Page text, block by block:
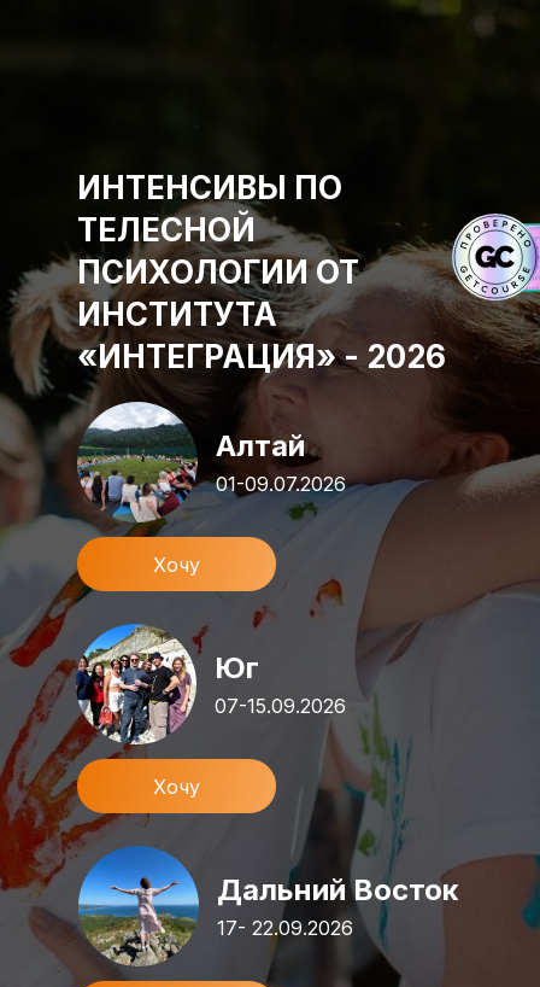
ИНТЕНСИВЫ ПО
ТЕЛЕСНОЙ
ПСИХОЛОГИИ ОТ
ИНСТИТУТА
«ИНТЕГРАЦИЯ» - 2026
Алтай
01-09.07.2026
Юг
07-15.09.2026
Дальний Восток
17- 22.09.2026
Хочу
Хочу